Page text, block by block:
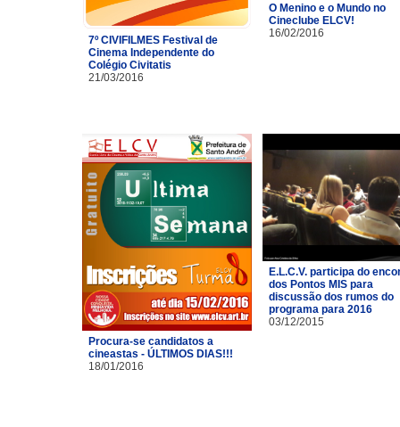
7º CIVIFILMES Festival de
Cinema Independente do
Colégio Civitatis
21/03/2016
O Menino e o Mundo no
Cineclube ELCV!
16/02/2016
Procura-se candidatos a
cineastas - ÚLTIMOS DIAS!!!
18/01/2016
E.L.C.V. participa do
dos Pontos MIS para
discussão dos rumos do
programa para 2016
03/12/2015